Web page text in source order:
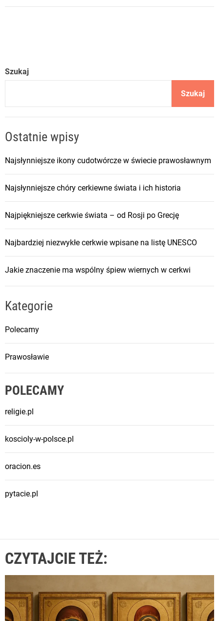
Szukaj
Szukaj
Ostatnie wpisy
Najsłynniejsze ikony cudotwórcze w świecie prawosławnym
Najsłynniejsze chóry cerkiewne świata i ich historia
Najpiękniejsze cerkwie świata – od Rosji po Grecję
Najbardziej niezwykłe cerkwie wpisane na listę UNESCO
Jakie znaczenie ma wspólny śpiew wiernych w cerkwi
Kategorie
Polecamy
Prawosławie
POLECAMY
religie.pl
koscioly-w-polsce.pl
oracion.es
pytacie.pl
CZYTAJCIE TEŻ: